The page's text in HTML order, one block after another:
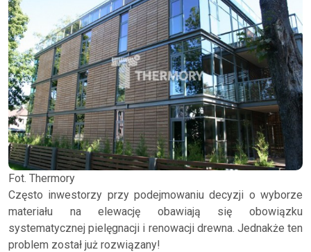
Fot. Thermory
Często inwestorzy przy podejmowaniu decyzji o wyborze
materiału na elewację obawiają się obowiązku
systematycznej pielęgnacji i renowacji drewna. Jednakże ten
problem został już rozwiązany!